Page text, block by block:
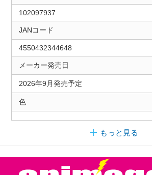
102097937
JANコード
4550432344648
メーカー発売日
2026年9月発売予定
色
もっと見る